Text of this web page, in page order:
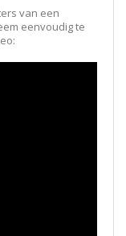
van een
eenvoudig te